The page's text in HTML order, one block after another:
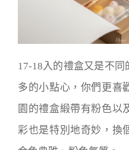
17-18入的禮盒又是不
多的小點心，你們更喜
園的禮盒緞帶有粉色以
彩也是特別地奇妙，換